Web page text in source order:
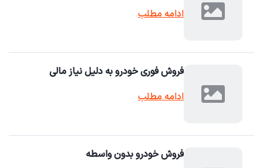
ادامه مطلب
فروش فوری خودرو به دلیل نیاز مالی
ادامه مطلب
فروش خودرو بدون واسطه